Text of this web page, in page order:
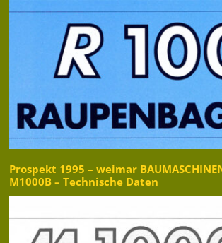
Prospekt 1995 – weimar
M1000B – Technische Daten